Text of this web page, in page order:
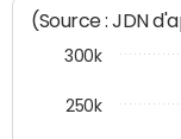
(Source : JDN
250k
300k